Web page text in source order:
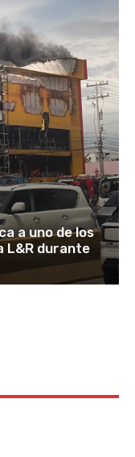
a uno de los
L&R durante